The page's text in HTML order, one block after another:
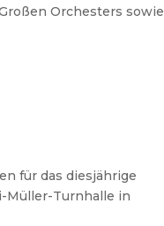
Orchesters sowie
für das diesjährige
Müller-Turnhalle in